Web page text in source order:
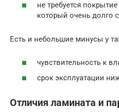
не требуется
который очень долго
Есть и небольшие минусы у
чувствительность к
срок эксплуатации
Отличия ламината и